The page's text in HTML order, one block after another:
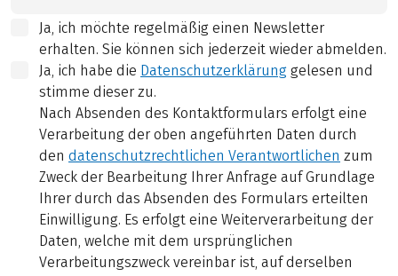
Ja, ich möchte regelmäßig einen Newsletter
erhalten. Sie können sich jederzeit wieder abmelden.
Ja, ich habe die Datenschutzerklärung gelesen und
stimme dieser zu.
Nach Absenden des Kontaktformulars erfolgt eine
Verarbeitung der oben angeführten Daten durch
den datenschutzrechtlichen Verantwortlichen zum
Zweck der Bearbeitung Ihrer Anfrage auf Grundlage
Ihrer durch das Absenden des Formulars erteilten
Einwilligung. Es erfolgt eine Weiterverarbeitung der
Daten, welche mit dem ursprünglichen
Verarbeitungszweck vereinbar ist, auf derselben